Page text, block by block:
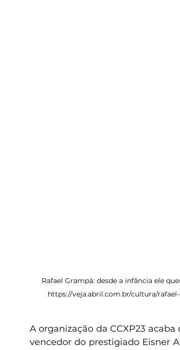
https://veja.abril.com.br/cultura/
A organização da CCXP23
vencedor do prestigiado Eisner